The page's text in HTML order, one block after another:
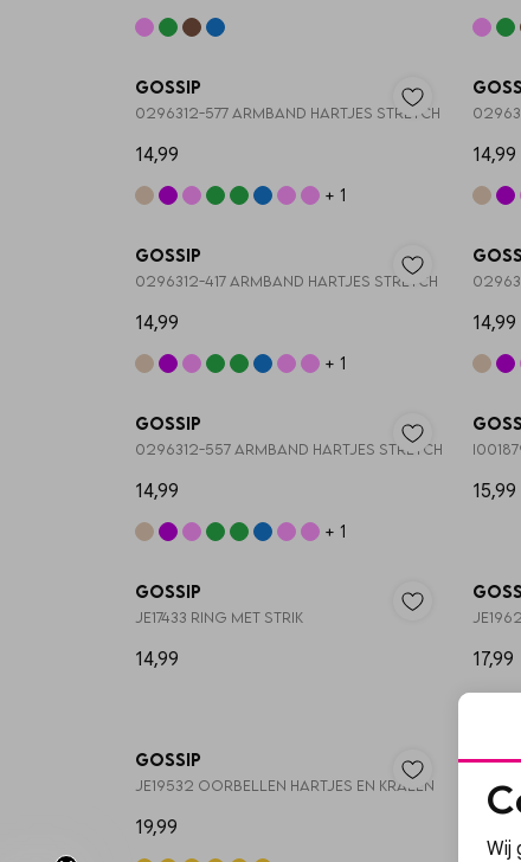
Gossip
0296312-577 ARMBAND HARTJES STRETCH
14,99
+ 1
14,99
Gossip
0296312-417 ARMBAND HARTJES STRETCH
14,99
+ 1
14,99
Gossip
0296312-557 ARMBAND HARTJES STRETCH
14,99
+ 1
15,99
Gossip
JE17433 RING MET STRIK
14,99 17,99
Gossip
JE19532 OORBELLEN HARTJES EN KRALEN
19,99
Wij